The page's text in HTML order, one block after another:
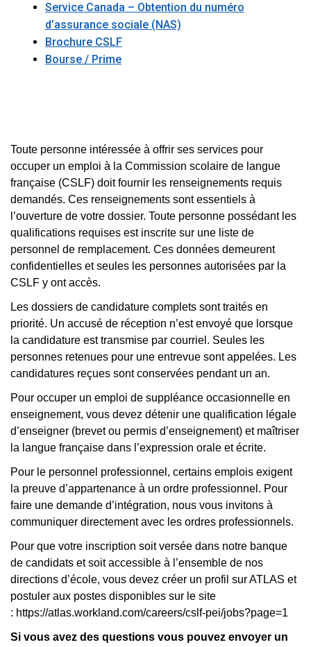
Service Canada – Obtention du numéro
d’assurance sociale (NAS)
Brochure CSLF
Bourse / Prime
Toute personne intéressée à offrir ses services pour
occuper un emploi à la Commission scolaire de langue
française (CSLF) doit fournir les renseignements requis
demandés. Ces renseignements sont essentiels à
l’ouverture de votre dossier. Toute personne possédant les
qualifications requises est inscrite sur une liste de
personnel de remplacement. Ces données demeurent
confidentielles et seules les personnes autorisées par la
CSLF y ont accès.
Les dossiers de candidature complets sont traités en
priorité. Un accusé de réception n’est envoyé que lorsque
la candidature est transmise par courriel. Seules les
personnes retenues pour une entrevue sont appelées. Les
candidatures reçues sont conservées pendant un an.
Pour occuper un emploi de suppléance occasionnelle en
enseignement, vous devez détenir une qualification légale
d’enseigner (brevet ou permis d’enseignement) et maîtriser
la langue française dans l’expression orale et écrite.
Pour le personnel professionnel, certains emplois exigent
la preuve d’appartenance à un ordre professionnel. Pour
faire une demande d’intégration, nous vous invitons à
communiquer directement avec les ordres professionnels.
Pour que votre inscription soit versée dans notre banque
de candidats et soit accessible à l’ensemble de nos
directions d’école, vous devez créer un profil sur ATLAS et
postuler aux postes disponibles sur le site
: https://atlas.workland.com/careers/cslf-pei/jobs?page=1
Si vous avez des questions vous pouvez envoyer un